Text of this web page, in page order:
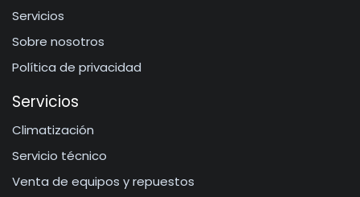
Servicios
Sobre nosotros
Política de privacidad
Servicios
Climatización
Servicio técnico
Venta de equipos y repuestos